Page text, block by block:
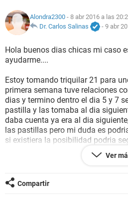
NUTRICIÓN
BIENESTAR
SEXUALIDAD
GLOSARIO
Alondra2300 - 8 abr 2016 a las
Dr. Carlos Salinas
- 9 abr
Hola buenos dias chicas mi caso
ayudarme....
Estoy tomando triquilar 21 para
primera semana tuve relaciones
dias y termino dentro el dia 5 y 7
pastilla y las tomaba al dia
daba cuenta ya era al dia
las pastillas pero mi duda es
si existiera la posibilidad podria
pastillas?? Si hay una vida dentro
muriera :( porque nose
son casi los sintomas parecidos a
pero estoy confundida porque me
Ver
Compartir